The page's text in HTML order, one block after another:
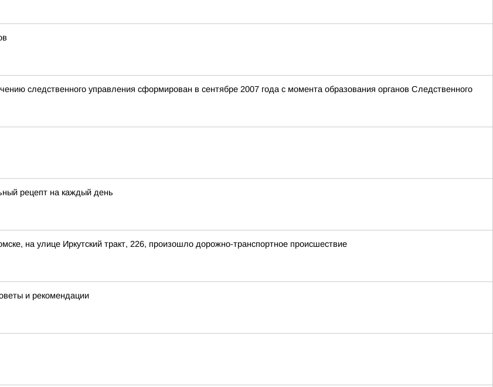
следственного управления сформирован в сентябре 2007 года с момента образования органов Следственного
рецепт на каждый день
на улице Иркутский тракт, 226, произошло дорожно-транспортное происшествие
и рекомендации